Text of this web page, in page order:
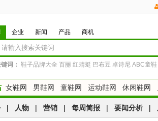
企业 新闻 产品 商机
词： 鞋子品牌大全 百丽 红蜻蜓 巴布豆 卓诗尼 ABC童鞋
女鞋网 男鞋网 童鞋网 运动鞋网 休闲鞋网
| 人物 | 营销 | 每周简报 | 要闻分析 |